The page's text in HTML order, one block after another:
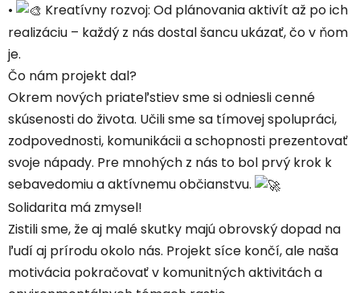
•
Kreatívny rozvoj: Od plánovania aktivít až po ich
realizáciu – každý z nás dostal šancu ukázať, čo v ňom
je.
Čo nám projekt dal?
Okrem nových priateľstiev sme si odniesli cenné
skúsenosti do života. Učili sme sa tímovej spolupráci,
zodpovednosti, komunikácii a schopnosti prezentovať
svoje nápady. Pre mnohých z nás to bol prvý krok k
sebavedomiu a aktívnemu občianstvu.
Solidarita má zmysel!
Zistili sme, že aj malé skutky majú obrovský dopad na
ľudí aj prírodu okolo nás. Projekt síce končí, ale naša
motivácia pokračovať v komunitných aktivitách a